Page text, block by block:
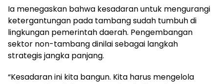
Ia menegaskan bahwa kesadaran untuk mengurangi
ketergantungan pada tambang sudah tumbuh di
lingkungan pemerintah daerah. Pengembangan
sektor non-tambang dinilai sebagai langkah
strategis jangka panjang.
“Kesadaran ini kita bangun. Kita harus mengelola